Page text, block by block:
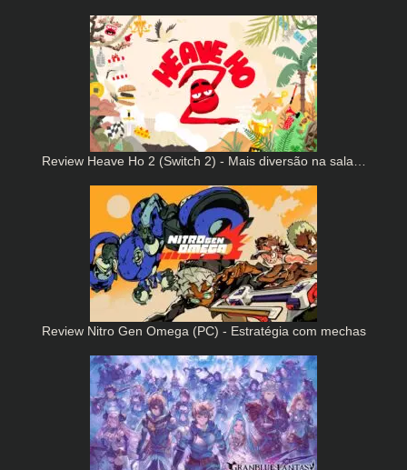
Review Heave Ho 2 (Switch 2) - Mais diversão na sala…
Review Nitro Gen Omega (PC) - Estratégia com mechas